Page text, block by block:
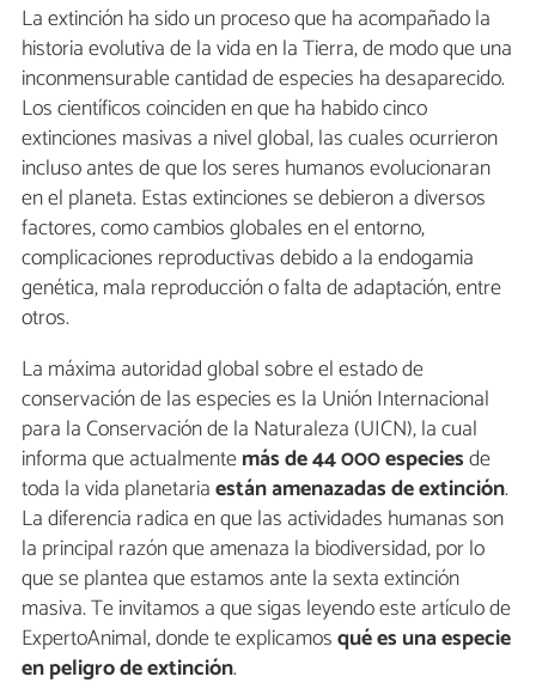
La extinción ha sido un proceso que ha acompañado la
historia evolutiva de la vida en la Tierra, de modo que una
inconmensurable cantidad de especies ha desaparecido.
Los científicos coinciden en que ha habido cinco
extinciones masivas a nivel global, las cuales ocurrieron
incluso antes de que los seres humanos evolucionaran
en el planeta. Estas extinciones se debieron a diversos
factores, como cambios globales en el entorno,
complicaciones reproductivas debido a la endogamia
genética, mala reproducción o falta de adaptación, entre
otros.
La máxima autoridad global sobre el estado de
conservación de las especies es la Unión Internacional
para la Conservación de la Naturaleza (UICN), la cual
informa que actualmentemás de 44 000 especiesde
toda la vida planetariaestán amenazadas de extinción.
La diferencia radica en que las actividades humanas son
la principal razón que amenaza la biodiversidad, por lo
que se plantea que estamos ante la sexta extinción
masiva. Te invitamos a que sigas leyendo este artículo de
ExpertoAnimal, donde te explicamosqué es una especie
en peligro de extinción.